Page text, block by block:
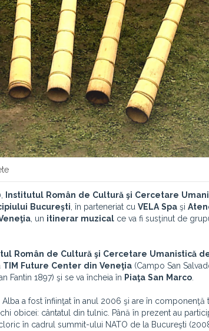
Institutul Român de Cultură şi Cercetare
Bucureşti în parteneriat cu VELA Spa şi
, un itinerar muzical ce va fi susţinut de
Român de Cultură şi Cercetare Umanistică
TIM Future Center din Veneţia (Campo San
Fantin 1897) şi se va încheia în Piaţa San Marco
a fost înfiinţat în anul 2006 şi are în componenţă
obicei: cântatul din tulnic. Până în prezent au
în cadrul summit-ului NATO de la Bucureşti